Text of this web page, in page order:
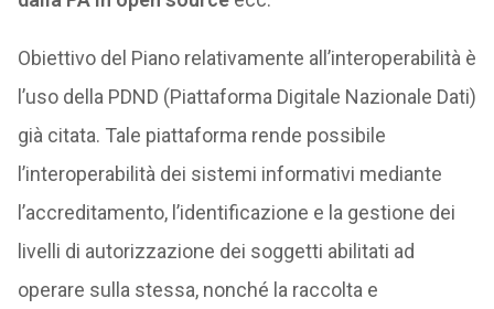
Obiettivo del Piano relativamente all’interoperabilità è
l’uso della PDND (Piattaforma Digitale Nazionale Dati)
già citata. Tale piattaforma rende possibile
l’interoperabilità dei sistemi informativi mediante
l’accreditamento, l’identificazione e la gestione dei
livelli di autorizzazione dei soggetti abilitati ad
operare sulla stessa, nonché la raccolta e